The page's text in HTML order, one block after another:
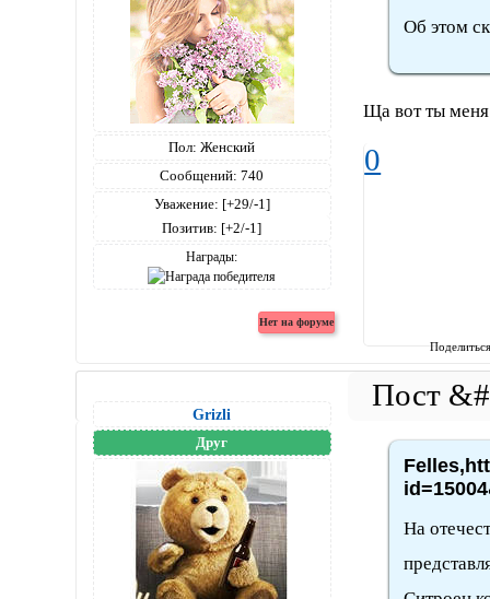
Пол: Женский
Сообщений: 740
Уважение: [+29/-1]
Позитив: [+2/-1]
Награды:
Об этом
Ща вот ты меня
0
Grizli
Друг
На